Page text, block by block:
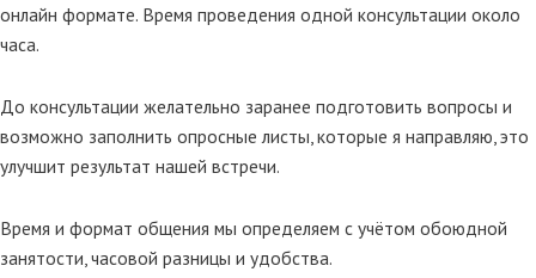
онлайн формате. Время проведения одной консультации около
часа.
До консультации желательно заранее подготовить вопросы и
возможно заполнить опросные листы, которые я направляю, это
улучшит результат нашей встречи.
Время и формат общения мы определяем с учётом обоюдной
занятости, часовой разницы и удобства.